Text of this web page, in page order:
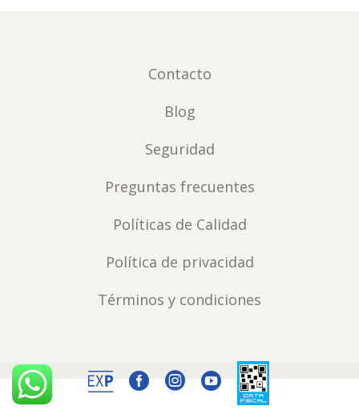
Contacto
Blog
Seguridad
Preguntas frecuentes
Políticas de Calidad
Política de privacidad
Términos y condiciones
  